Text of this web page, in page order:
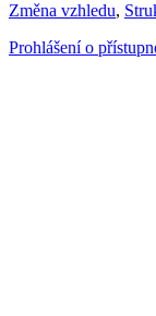
Změna vzhledu,
Prohlášení o